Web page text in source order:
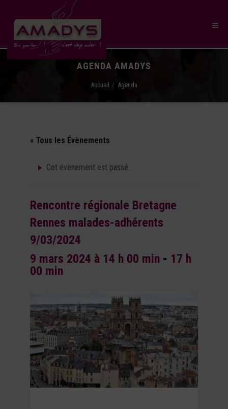
AGENDA AMADYS
Accueil Agenda
« Tous les Évènements
Cet évènement est passé.
Rencontre régionale Bretagne
Rennes malades-adhérents
9/03/2024
9 mars 2024 à 14 h 00 min - 17 h
00 min